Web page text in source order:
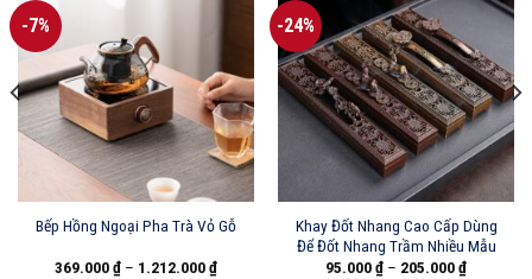
-7%
Bếp Hồng Ngoại Pha Trà Vỏ Gỗ
369.000₫ – 1.212.000₫
-24%
Khay Đốt Nhang Cao Cấp Dùng
Để Đốt Nhang Trầm Nhiều Mẫu
95.000₫ – 205.000₫